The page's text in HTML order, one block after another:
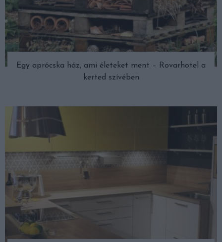
Egy aprócska ház, ami életeket ment – Rovarhotel a
kerted szívében